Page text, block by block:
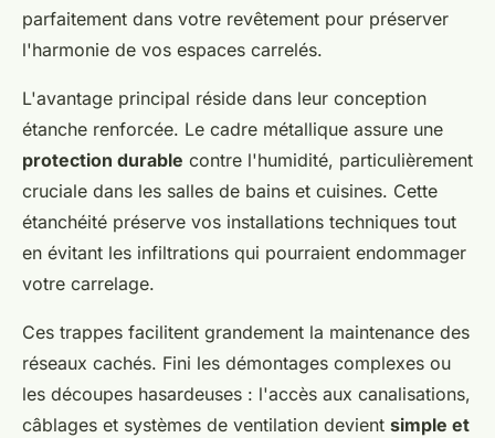
parfaitement dans votre revêtement pour préserver
l'harmonie de vos espaces carrelés.
L'avantage principal réside dans leur conception
étanche renforcée. Le cadre métallique assure une
protection durable contre l'humidité, particulièrement
cruciale dans les salles de bains et cuisines. Cette
étanchéité préserve vos installations techniques tout
en évitant les infiltrations qui pourraient endommager
votre carrelage.
Ces trappes facilitent grandement la maintenance des
réseaux cachés. Fini les démontages complexes ou
les découpes hasardeuses : l'accès aux canalisations,
câblages et systèmes de ventilation devient simple et